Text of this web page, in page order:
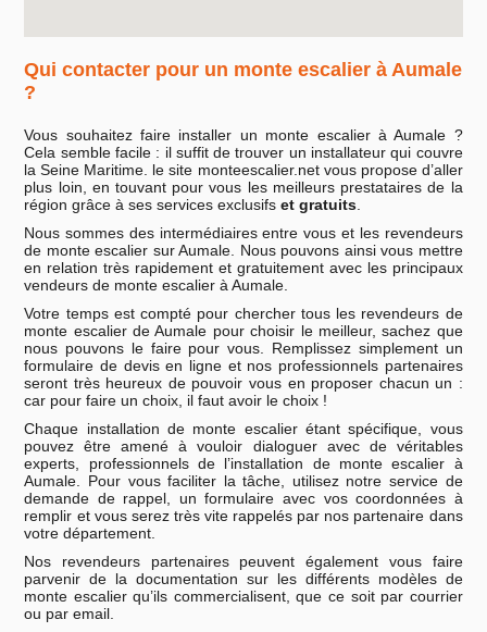
Qui contacter pour un monte escalier à Aumale
?
Vous souhaitez faire installer un monte escalier à Aumale ?
Cela semble facile : il suffit de trouver un installateur qui couvre
la Seine Maritime. le site monteescalier.net vous propose d’aller
plus loin, en touvant pour vous les meilleurs prestataires de la
région grâce à ses services exclusifset gratuits.
Nous sommes des intermédiaires entre vous et les revendeurs
de monte escalier sur Aumale. Nous pouvons ainsi vous mettre
en relation très rapidement et gratuitement avec les principaux
vendeurs de monte escalier à Aumale.
Votre temps est compté pour chercher tous les revendeurs de
monte escalier de Aumale pour choisir le meilleur, sachez que
nous pouvons le faire pour vous. Remplissez simplement un
formulaire de devis en ligne et nos professionnels partenaires
seront très heureux de pouvoir vous en proposer chacun un :
car pour faire un choix, il faut avoir le choix !
Chaque installation de monte escalier étant spécifique, vous
pouvez être amené à vouloir dialoguer avec de véritables
experts, professionnels de l’installation de monte escalier à
Aumale. Pour vous faciliter la tâche, utilisez notre service de
demande de rappel, un formulaire avec vos coordonnées à
remplir et vous serez très vite rappelés par nos partenaire dans
votre département.
Nos revendeurs partenaires peuvent également vous faire
parvenir de la documentation sur les différents modèles de
monte escalier qu’ils commercialisent, que ce soit par courrier
ou par email.